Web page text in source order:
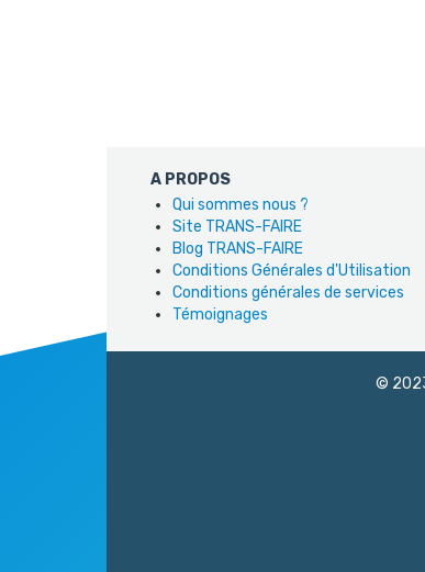
A PROPOS
Qui sommes nous ?
Site TRANS-FAIRE
Blog TRANS-FAIRE
Conditions Générales d'Utilisation
Conditions générales de services
Témoignages
©